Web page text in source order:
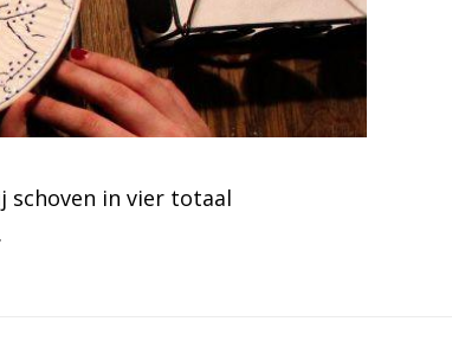
schoven in vier totaal